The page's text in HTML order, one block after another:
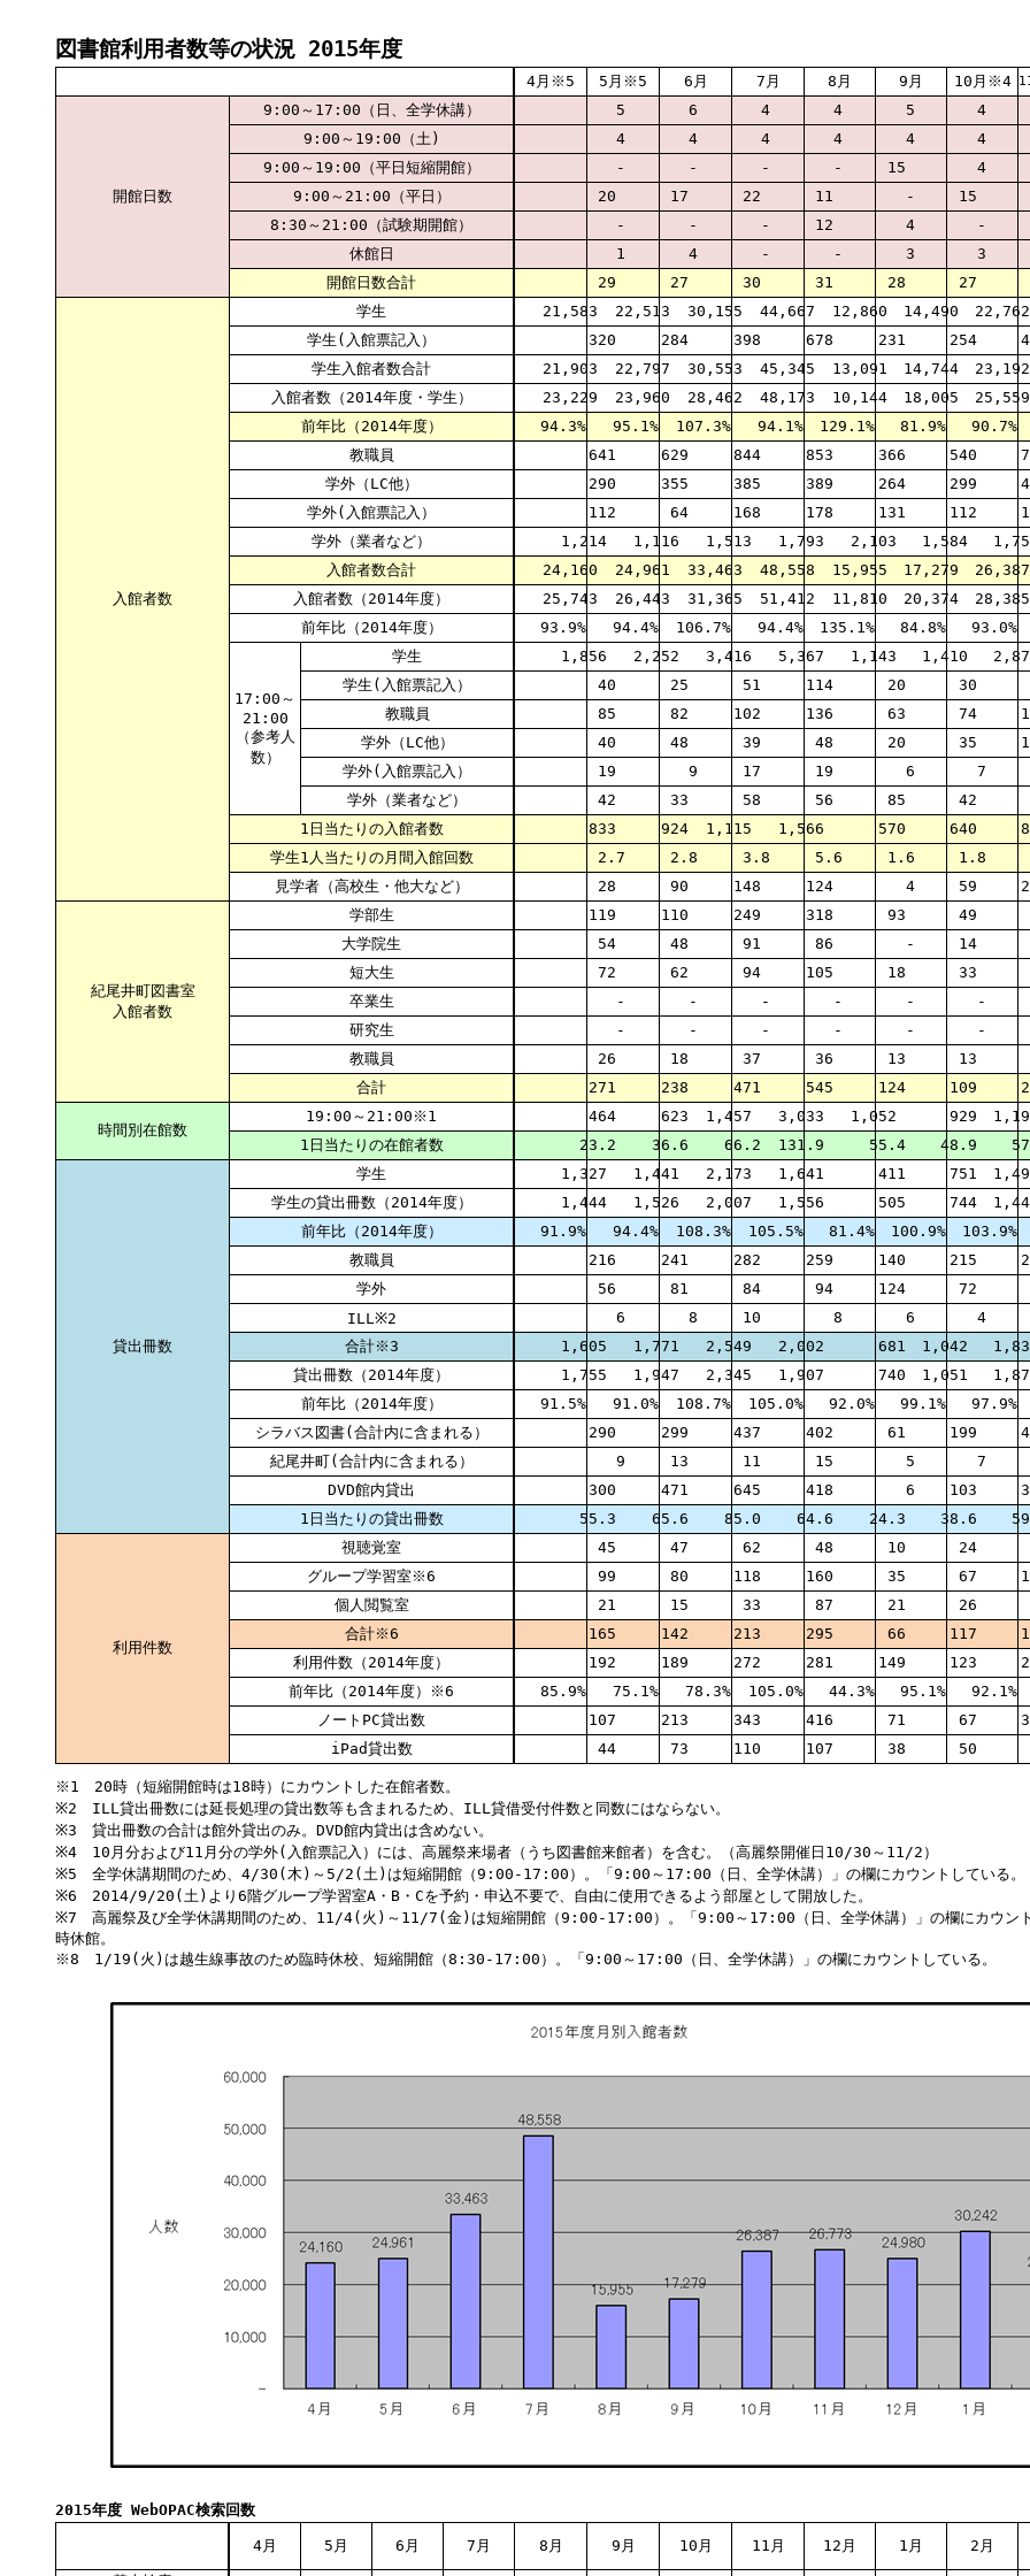
図書館利用者数等の状況 2015年度
4月※5 5月※5 6月 7月 8月 9月 10月※4
開館日数
9:00～17:00（日、全学休講） 5 6 4 4 5 4
9:00～19:00（土)
4 4 4 4 4 4
9:00～19:00（平日短縮開館）
- - - - 15 4
9:00～21:00（平日）
20 17 22 11 - 15
8:30～21:00（試験期開館）
- - - 12 4 -
休館日
1 4 - - 3 3
開館日数合計
29 27 30 31 28 27
入館者数
学生 21,583 22,513 30,155 44,667 12,860 14,490 22,762
学生(入館票記入）
320 284 398 678 231 254
学生入館者数合計
21,903 22,797 30,553 45,345 13,091 14,744 23,192
入館者数（2014年度・学生）
23,229 23,960 28,462 48,173 10,144 18,005 25,559
前年比（2014年度）
94.3% 95.1% 107.3% 94.1% 129.1% 81.9% 90.7%
教職員
641 629 844 853 366 540
学外（LC他）
290 355 385 389 264 299
学外(入館票記入）
112 64 168 178 131 112
学外（業者など）
1,214 1,116 1,513 1,793 2,103 1,584
入館者数合計
24,160 24,961 33,463 48,558 15,955 17,279 26,387
入館者数（2014年度）
25,743 26,443 31,365 51,412 11,810 20,374 28,385
前年比（2014年度）
93.9% 94.4% 106.7% 94.4% 135.1% 84.8% 93.0%
17:00～
21:00
（参考人
数）
学生 1,856 2,252 3,416 5,367 1,143 1,410
学生(入館票記入）
40 25 51 114 20 30
教職員
85 82 102 136 63 74
学外（LC他）
40 48 39 48 20 35
学外(入館票記入）
19 9 17 19 6 7
学外（業者など）
42 33 58 56 85 42
1日当たりの入館者数
833 924 1,115 1,566 570 640
学生1人当たりの月間入館回数
2.7 2.8 3.8 5.6 1.6 1.8
見学者（高校生・他大など）
28 90 148 124 4 59
紀尾井町図書室
入館者数
学部生 119 110 249 318 93 49
大学院生
54 48 91 86 - 14
短大生
72 62 94 105 18 33
卒業生
- - - - - -
研究生
- - - - - -
教職員
26 18 37 36 13 13
合計
271 238 471 545 124 109
時間別在館数
19:00～21:00※1 464 623 1,457 3,033 1,052 929
1日当たりの在館者数
23.2 36.6 66.2 131.9 55.4 48.9
貸出冊数
学生 1,327 1,441 2,173 1,641 411 751
学生の貸出冊数（2014年度）
1,444 1,526 2,007 1,556 505 744
前年比（2014年度）
91.9% 94.4% 108.3% 105.5% 81.4% 100.9% 103.9%
教職員
216 241 282 259 140 215
学外
56 81 84 94 124 72
ILL※2
6 8 10 8 6 4
合計※3
1,605 1,771 2,549 2,002 681 1,042
貸出冊数（2014年度）
1,755 1,947 2,345 1,907 740 1,051
前年比（2014年度）
91.5% 91.0% 108.7% 105.0% 92.0% 99.1% 97.9%
シラバス図書(合計内に含まれる）
290 299 437 402 61 199
紀尾井町(合計内に含まれる）
9 13 11 15 5 7
DVD館内貸出
300 471 645 418 6 103
1日当たりの貸出冊数
55.3 65.6 85.0 64.6 24.3 38.6
利用件数
視聴覚室 45 47 62 48 10 24
グループ学習室※6
99 80 118 160 35 67
個人閲覧室
21 15 33 87 21 26
合計※6
165 142 213 295 66 117
利用件数（2014年度）
192 189 272 281 149 123
前年比（2014年度）※6
85.9% 75.1% 78.3% 105.0% 44.3% 95.1% 92.1%
ノートPC貸出数
107 213 343 416 71 67
iPad貸出数
44 73 110 107 38 50
※1 20時（短縮開館時は18時）にカウントした在館者数。
※2 ILL貸出冊数には延長処理の貸出数等も含まれるため、ILL貸借受付件数と同数にはならない。
※3 貸出冊数の合計は館外貸出のみ。DVD館内貸出は含めない。
※4 10月分および11月分の学外(入館票記入）には、高麗祭来場者（うち図書館来館者）を含む。（高麗祭開催日10/30～11/2）
※5 全学休講期間のため、4/30(木)～5/2(土)は短縮開館（9:00-17:00）。「9:00～17:00（日、全学休講）」の欄にカウントしている。
※6 2014/9/20(土)より6階グループ学習室A・B・Cを予約・申込不要で、自由に使用できるよう部屋として開放した。
※7 高麗祭及び全学休講期間のため、11/4(火)～11/7(金)は短縮開館（9:00-17:00）。「9:00～17:00（日、全学休講）」の欄にカウン
時休館。
※8 1/19(火)は越生線事故のため臨時休校、短縮開館（8:30-17:00）。「9:00～17:00（日、全学休講）」の欄にカウントしている。
2015年度 WebOPAC検索回数
4月 5月 6月 7月 8月 9月 10月 11月 12月 1月 2月